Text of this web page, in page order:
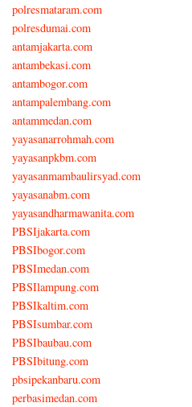
polresmataram.com
polresdumai.com
antamjakarta.com
antambekasi.com
antambogor.com
antampalembang.com
antammedan.com
yayasanarrohmah.com
yayasanpkbm.com
yayasanmambaulirsyad.com
yayasanabm.com
yayasandharmawanita.com
PBSIjakarta.com
PBSIbogor.com
PBSImedan.com
PBSIlampung.com
PBSIkaltim.com
PBSIsumbar.com
PBSIbaubau.com
PBSIbitung.com
pbsipekanbaru.com
perbasimedan.com